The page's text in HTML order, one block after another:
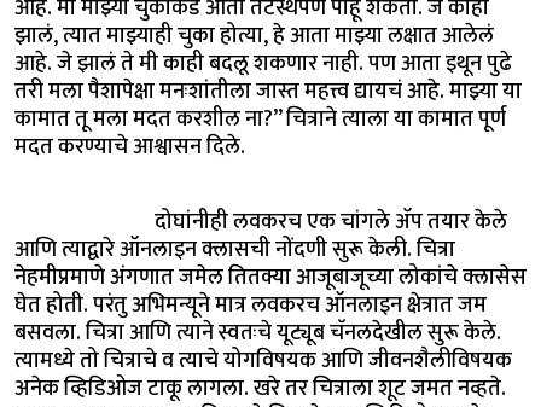
आहे. मी माझ्या चुकांकडे आता तटस्थपणे पाहू शकतो. जे काही
झालं, त्यात माझ्याही चुका होत्या, हे आता माझ्या लक्षात आलेलं
आहे. जे झालं ते मी काही बदलू शकणार नाही. पण आता इथून पुढे
तरी मला पैशापेक्षा मनःशांतीला जास्त महत्त्व द्यायचं आहे. माझ्या या
कामात तू मला मदत करशील ना?” चित्राने त्याला या कामात पूर्ण
मदत करण्याचे आश्वासन दिले.
दोघांनीही लवकरच एक चांगले ॲप तयार केले
आणि त्याद्वारे ऑनलाइन क्लासची नोंदणी सुरू केली. चित्रा
नेहमीप्रमाणे अंगणात जमेल तितक्या आजूबाजूच्या लोकांचे क्लासेस
घेत होती. परंतु अभिमन्यूने मात्र लवकरच ऑनलाइन क्षेत्रात जम
बसवला. चित्रा आणि त्याने स्वतःचे यूट्यूब चॅनलदेखील सुरू केले.
त्यामध्ये तो चित्राचे व त्याचे योगविषयक आणि जीवनशैलीविषयक
अनेक व्हिडिओज टाकू लागला. खरे तर चित्राला शूट जमत नव्हते.